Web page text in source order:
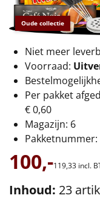
€100 en hoger
Thema
Origineel
Rituals
Luxe
Oude collectie
Niet meer
Voorraad:
Per pakket
€ 0,60
Magazijn: 6
Pakketnummer:
100,-119,33 incl.
Inhoud: 23